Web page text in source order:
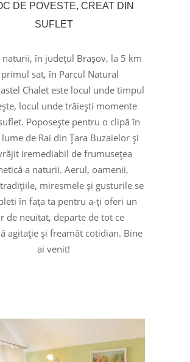
DE POVESTE, CREAT DIN
SUFLET
în județul Brașov, la 5 km
primul sat, în Parcul Natural
Chalet este locul unde timpul
locul unde trăiești momente
Poposește pentru o clipă în
lume de Rai din Țara Buzaielor și
iremediabil de frumusețea
a naturii. Aerul, oamenii,
miresmele și gusturile se
în fața ta pentru a-ți oferi un
de neuitat, departe de tot ce
agitație și freamăt cotidian. Bine
ai venit!